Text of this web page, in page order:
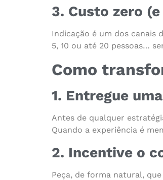
3. Custo zero
Indicação é um dos canais
5, 10 ou até 20 pessoas…
Como
1. Entregue
Antes de qualquer
Quando a experiência é
2. Incentive o
Peça, de forma natural,